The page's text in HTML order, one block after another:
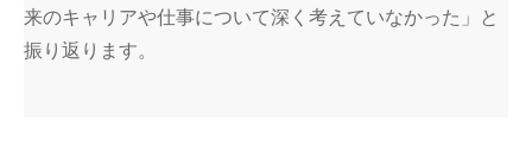
来のキャリアや仕事について深く考えていなかった」と
振り返ります。